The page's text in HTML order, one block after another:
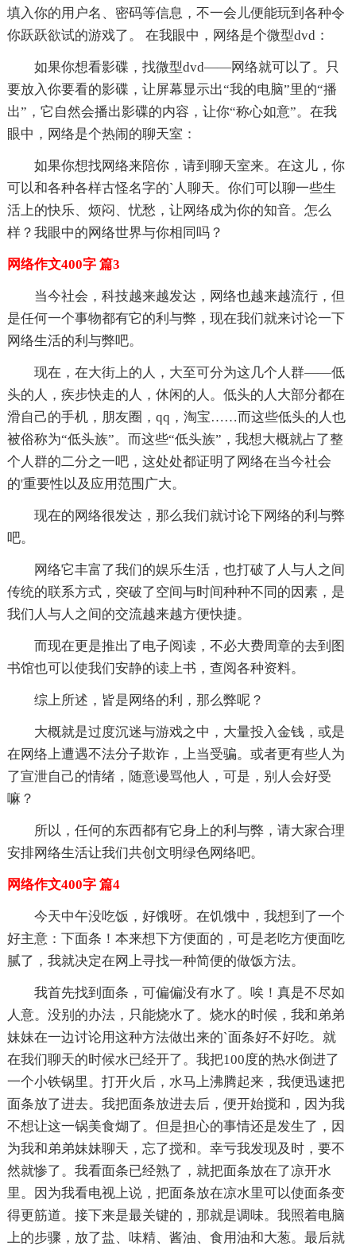
填入你的用户名、密码等信息，不一会儿便能玩到各种令
你跃跃欲试的游戏了。 在我眼中，网络是个微型dvd：
如果你想看影碟，找微型dvd——网络就可以了。只
要放入你要看的影碟，让屏幕显示出“我的电脑”里的“播
出”，它自然会播出影碟的内容，让你“称心如意”。在我
眼中，网络是个热闹的聊天室：
如果你想找网络来陪你，请到聊天室来。在这儿，你
可以和各种各样古怪名字的`人聊天。你们可以聊一些生
活上的快乐、烦闷、忧愁，让网络成为你的知音。怎么
样？我眼中的网络世界与你相同吗？
网络作文400字 篇3
当今社会，科技越来越发达，网络也越来越流行，但
是任何一个事物都有它的利与弊，现在我们就来讨论一下
网络生活的利与弊吧。
现在，在大街上的人，大至可分为这几个人群——低
头的人，疾步快走的人，休闲的人。低头的人大部分都在
滑自己的手机，朋友圈，qq，淘宝……而这些低头的人也
被俗称为“低头族”。而这些“低头族”，我想大概就占了整
个人群的二分之一吧，这处处都证明了网络在当今社会
的'重要性以及应用范围广大。
现在的网络很发达，那么我们就讨论下网络的利与弊
吧。
网络它丰富了我们的娱乐生活，也打破了人与人之间
传统的联系方式，突破了空间与时间种种不同的因素，是
我们人与人之间的交流越来越方便快捷。
而现在更是推出了电子阅读，不必大费周章的去到图
书馆也可以使我们安静的读上书，查阅各种资料。
综上所述，皆是网络的利，那么弊呢？
大概就是过度沉迷与游戏之中，大量投入金钱，或是
在网络上遭遇不法分子欺诈，上当受骗。或者更有些人为
了宣泄自己的情绪，随意谩骂他人，可是，别人会好受
嘛？
所以，任何的东西都有它身上的利与弊，请大家合理
安排网络生活让我们共创文明绿色网络吧。
网络作文400字 篇4
今天中午没吃饭，好饿呀。在饥饿中，我想到了一个
好主意：下面条！本来想下方便面的，可是老吃方便面吃
腻了，我就决定在网上寻找一种简便的做饭方法。
我首先找到面条，可偏偏没有水了。唉！真是不尽如
人意。没别的办法，只能烧水了。烧水的时候，我和弟弟
妹妹在一边讨论用这种方法做出来的`面条好不好吃。就
在我们聊天的时候水已经开了。我把100度的热水倒进了
一个小铁锅里。打开火后，水马上沸腾起来，我便迅速把
面条放了进去。我把面条放进去后，便开始搅和，因为我
不想让这一锅美食煳了。但是担心的事情还是发生了，因
为我和弟弟妹妹聊天，忘了搅和。幸亏我发现及时，要不
然就惨了。我看面条已经熟了，就把面条放在了凉开水
里。因为我看电视上说，把面条放在凉水里可以使面条变
得更筋道。接下来是最关键的，那就是调味。我照着电脑
上的步骤，放了盐、味精、酱油、食用油和大葱。最后就